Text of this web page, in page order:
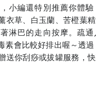
小編還特別推薦你體
衣草、白玉蘭、苦橙葉
淋巴的走向按摩。疏
素會比較好排出喔～透
送你刮痧或拔罐服務，